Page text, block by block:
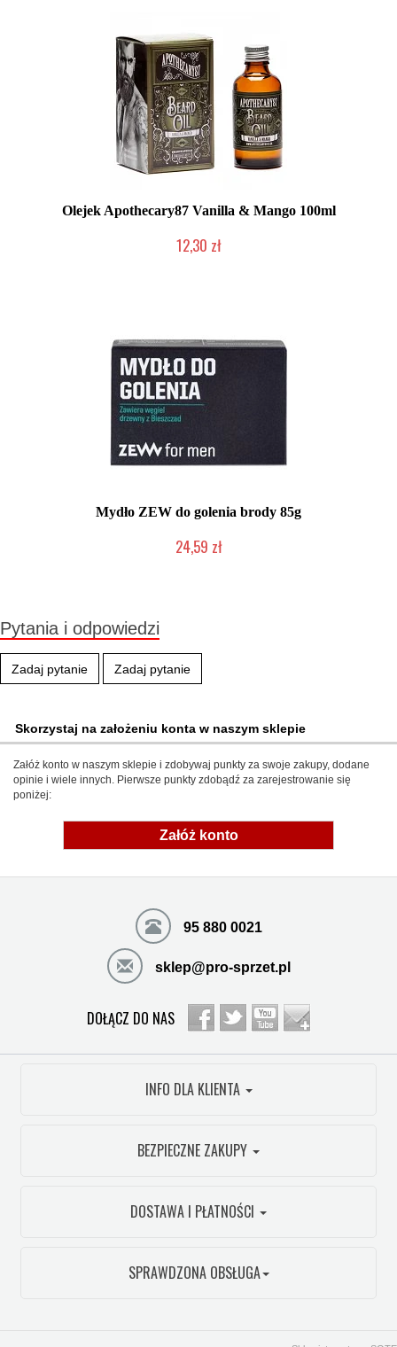
Olejek Apothecary87 Vanilla & Mango 100ml
12,30 zł
Mydło ZEW do golenia brody 85g
24,59 zł
Pytania i odpowiedzi
Zadaj pytanie Zadaj pytanie
Skorzystaj na założeniu konta w naszym sklepie
Załóż konto w naszym sklepie i zdobywaj punkty za swoje zakupy, dodane
opinie i wiele innych. Pierwsze punkty zdobądź za zarejestrowanie się
poniżej:
Załóż konto
95 880 0021
sklep@pro-sprzet.pl
DOŁĄCZ DO NAS
INFO DLA KLIENTA
BEZPIECZNE ZAKUPY
DOSTAWA I PŁATNOŚCI
SPRAWDZONA OBSŁUGA